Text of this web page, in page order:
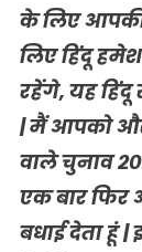
केलिए
लिएहिंदू
रहेंगे, यहहिंदू
|मैंआपको
वालेचुनाव
एकबारफिर
बधाईदेताहूं|